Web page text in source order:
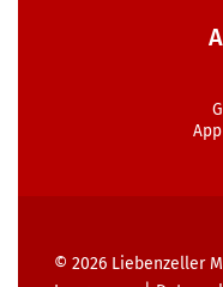
© 2026 Liebenzeller